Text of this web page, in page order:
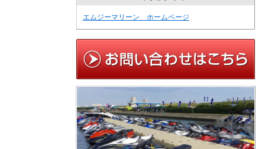
エムジーマリーン ホームページ